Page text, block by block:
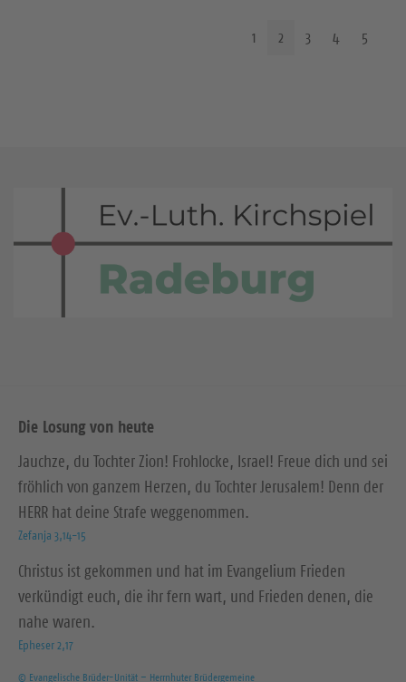
1 2 3 4 5
Die Losung von heute
Jauchze, du Tochter Zion! Frohlocke, Israel! Freue dich und sei
fröhlich von ganzem Herzen, du Tochter Jerusalem! Denn der
HERR hat deine Strafe weggenommen.
Zefanja 3,14-15
Christus ist gekommen und hat im Evangelium Frieden
verkündigt euch, die ihr fern wart, und Frieden denen, die
nahe waren.
Epheser 2,17
© Evangelische Brüder-Unität – Herrnhuter Brüdergemeine